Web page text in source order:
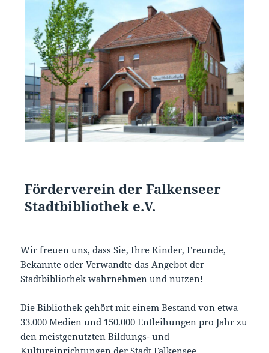
Förderverein der Falkenseer
Stadtbibliothek e.V.
Wir freuen uns, dass Sie, Ihre Kinder, Freunde,
Bekannte oder Verwandte das Angebot der
Stadtbibliothek wahrnehmen und nutzen!
Die Bibliothek gehört mit einem Bestand von etwa
33.000 Medien und 150.000 Entleihungen pro Jahr zu
den meistgenutzten Bildungs- und